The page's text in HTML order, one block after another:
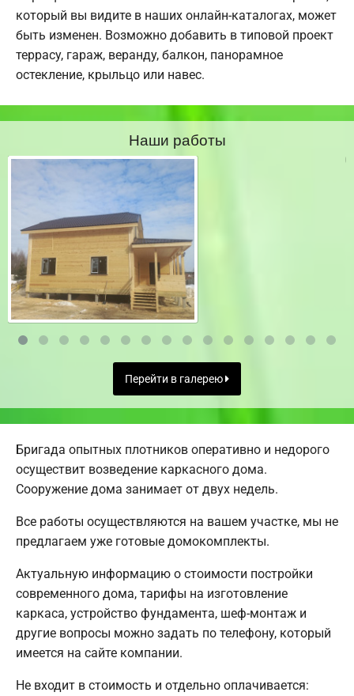
который вы видите в наших онлайн-каталогах, может
быть изменен. Возможно добавить в типовой проект
террасу, гараж, веранду, балкон, панорамное
остекление, крыльцо или навес.
Наши работы
Перейти в галерею
Бригада опытных плотников оперативно и недорого
осуществит возведение каркасного дома.
Сооружение дома занимает от двух недель.
Все работы осуществляются на вашем участке, мы не
предлагаем уже готовые домокомплекты.
Актуальную информацию о стоимости постройки
современного дома, тарифы на изготовление
каркаса, устройство фундамента, шеф-монтаж и
другие вопросы можно задать по телефону, который
имеется на сайте компании.
Не входит в стоимость и отдельно оплачивается: